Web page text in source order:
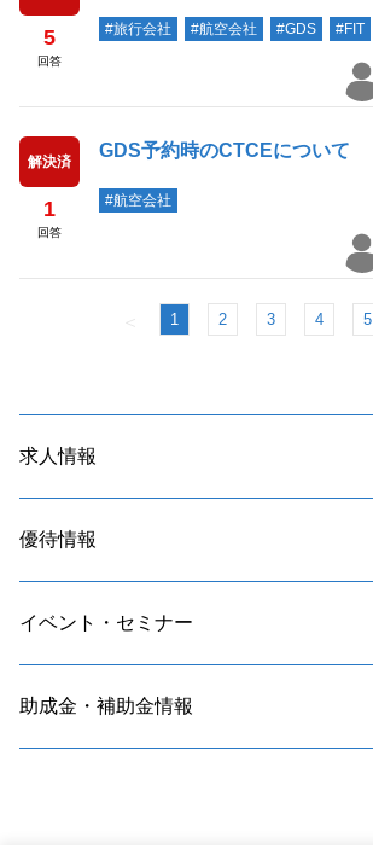
5
回答
#旅行会社 #航空会社 #GDS #FIT
解決済
1
回答
GDS予約時のCTCEについて
#航空会社
＜ 1 2 3 4 5
求人情報
優待情報
イベント・セミナー
助成金・補助金情報